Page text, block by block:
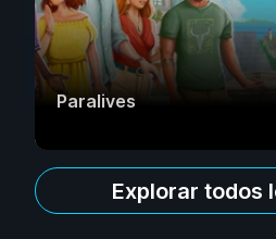
Paralives
Explorar todos